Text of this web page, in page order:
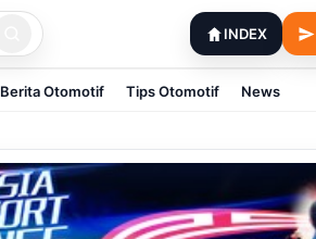
INDEX
Berita Otomotif Tips Otomotif News